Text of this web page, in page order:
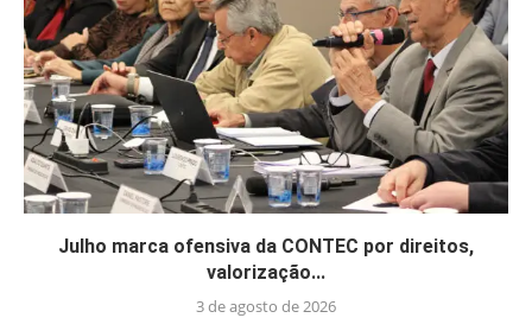
Julho marca ofensiva da CONTEC por direitos,
valorização...
3 de agosto de 2026